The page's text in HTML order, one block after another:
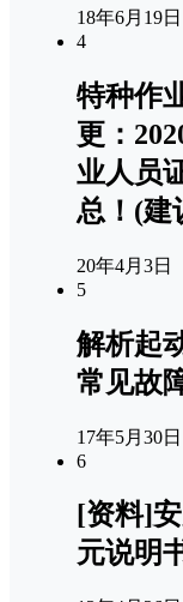
18年6月19日
4
特种作
更：
业人员
总！(建
20年4月3日
5
解析起
常见故
17年5月30日
6
[资料]
元说明